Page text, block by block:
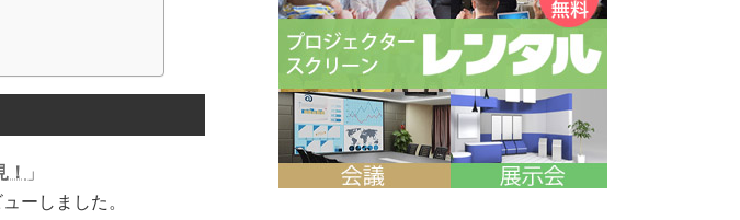
」
ーしました。